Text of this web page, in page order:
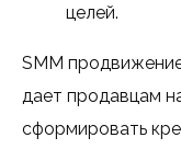
целей.
SMM
дает продавцам
сформировать